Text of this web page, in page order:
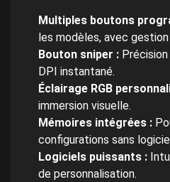
Multiples boutons
les modèles, avec
Bouton sniper :
DPI instantané.
Éclairage RGB
immersion visuelle.
Mémoires intégrées :
configurations sans
Logiciels puissants :
de personnalisation.